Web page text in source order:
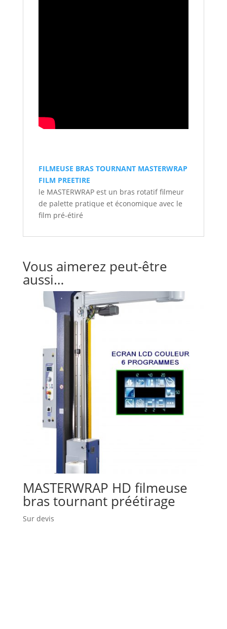
FILMEUSE BRAS TOURNANT MASTERWRAP
FILM PREETIRE
le MASTERWRAP est un bras rotatif filmeur
de palette pratique et économique avec le
film pré-étiré
Vous aimerez peut-être
aussi…
MASTERWRAP HD filmeuse
bras tournant préétirage
Sur devis